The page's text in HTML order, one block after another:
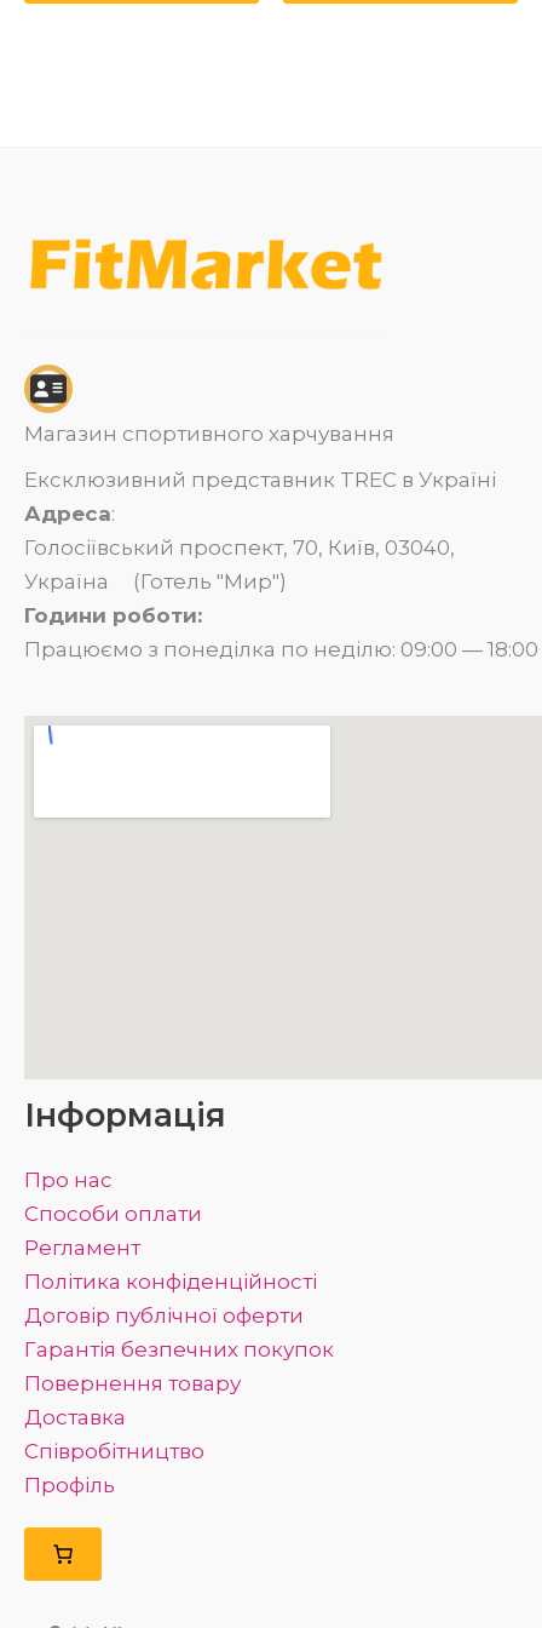
Магазин спортивного харчування
Ексклюзивний представник TREC в Україні
Адреса:
Голосіївський проспект, 70, Київ, 03040,
Україна (Готель "Мир")
Години роботи:
Працюємо з понеділка по неділю: 09:00 — 18:00
Інформація
Про нас
Способи оплати
Регламент
Політика конфіденційності
Договір публічної оферти
Гарантія безпечних покупок
Повернення товару
Доставка
Співробітництво
Профіль